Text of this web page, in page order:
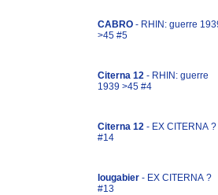
CABRO - RHIN: guerre
>45 #5
Citerna 12 - RHIN: guerre
1939 >45 #4
Citerna 12 - EX CITERNA ?
#14
lougabier - EX CITERNA ?
#13